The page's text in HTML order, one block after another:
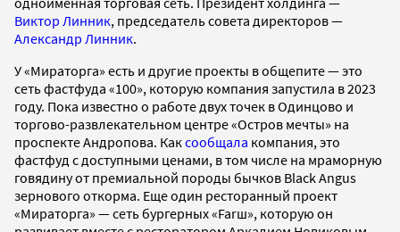
Виктор Линник, председатель совета директоров —
Александр Линник.
У «Мираторга» есть и другие проекты в общепите — это
сеть фастфуда «100», которую компания запустила в 2023
году. Пока известно о работе двух точек в Одинцово и
торгово-развлекательном центре «Остров мечты» на
проспекте Андропова. Каксообщала компания, это
фастфуд с доступными ценами, в том числе на мраморную
говядину от премиальной породы бычков Black Angus
зернового откорма. Еще один ресторанный проект
«Мираторга» — сеть бургерных «Farш», которую он